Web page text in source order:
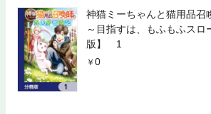
神猫ミーちゃんと猫用品召
～目指すは、もふもふスロ
版】 1
0